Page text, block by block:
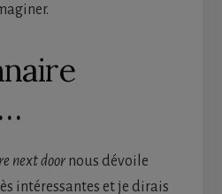
next doornous dévoile
intéressantes et je dirais